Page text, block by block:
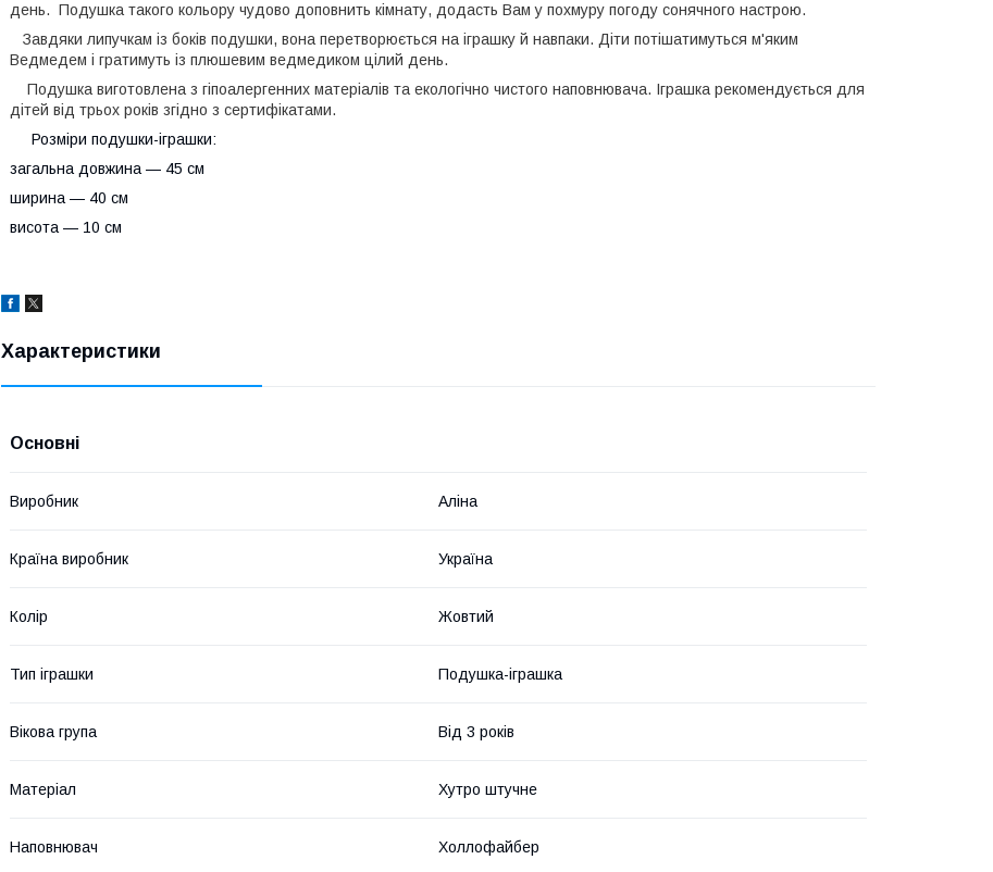
день. Подушка такого кольору чудово доповнить кімнату, додасть Вам у похмуру погоду сонячного настрою.
Завдяки липучкам із боків подушки, вона перетворюється на іграшку й навпаки. Діти потішатимуться м'яким
Ведмедем і гратимуть із плюшевим ведмедиком цілий день.
Подушка виготовлена з гіпоалергенних матеріалів та екологічно чистого наповнювача. Іграшка рекомендується для
дітей від трьох років згідно з сертифікатами.
Розміри подушки-іграшки:
загальна довжина — 45 см
ширина — 40 см
висота — 10 см
Характеристики
Основні
Виробник Аліна
Країна виробник Україна
Колір Жовтий
Тип іграшки Подушка-іграшка
Вікова група Від 3 років
Матеріал Хутро штучне
Наповнювач Холлофайбер